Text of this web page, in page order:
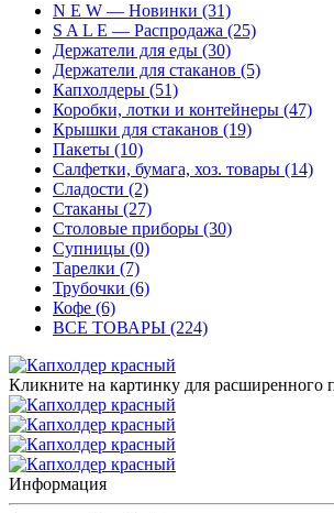
N E W — Новинки (31)
S A L E — Распродажа (25)
Держатели для еды (30)
Держатели для стаканов (5)
Капхолдеры (51)
Коробки, лотки и контейнеры (47)
Крышки для стаканов (19)
Пакеты (10)
Салфетки, бумага, хоз. товары (14)
Сладости (2)
Стаканы (27)
Столовые приборы (30)
Супницы (0)
Тарелки (7)
Трубочки (6)
Кофе (6)
ВСЕ ТОВАРЫ (224)
Кликните на картинку для расширенного
Информация